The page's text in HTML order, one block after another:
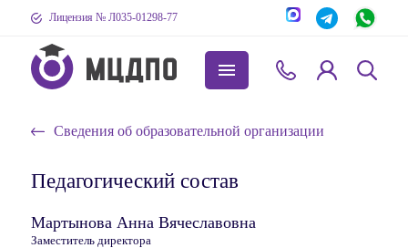
Лицензия № Л035-01298-77
Сведения об образовательной организации
Педагогический состав
Мартынова Анна Вячеславовна
Заместитель директора